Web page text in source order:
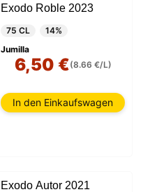
Exodo Roble 2023
75 CL
14%
Jumilla
6,50 €(8.66 €/L)
In den Einkaufswagen
Exodo Autor 2021